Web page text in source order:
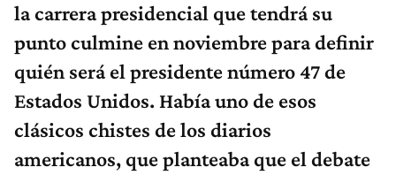
la carrera presidencial que tendrá su
punto culmine en noviembre para definir
quién será el presidente número 47 de
Estados Unidos. Había uno de esos
clásicos chistes de los diarios
americanos, que planteaba que el debate